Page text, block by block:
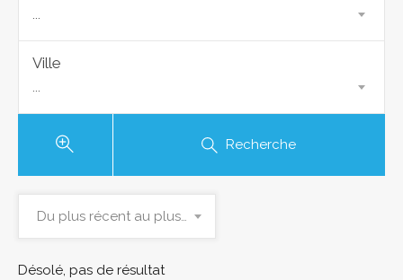
...
Ville
...
Recherche
Du plus récent au plus ancien
Désolé, pas de résultat